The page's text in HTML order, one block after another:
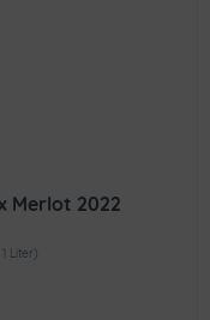
Merlot 2022
Liter)